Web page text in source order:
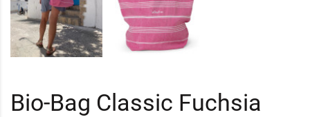
Bio-Bag Classic Fuchsia